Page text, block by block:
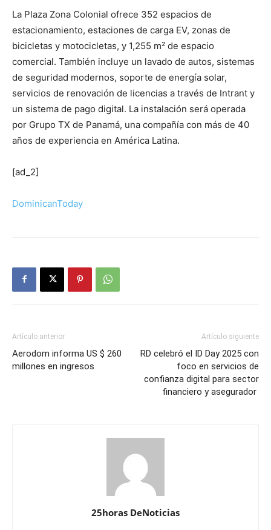
La Plaza Zona Colonial ofrece 352 espacios de
estacionamiento, estaciones de carga EV, zonas de
bicicletas y motocicletas, y 1,255 m² de espacio
comercial. También incluye un lavado de autos, sistemas
de seguridad modernos, soporte de energía solar,
servicios de renovación de licencias a través de Intrant y
un sistema de pago digital. La instalación será operada
por Grupo TX de Panamá, una compañía con más de 40
años de experiencia en América Latina.
[ad_2]
DominicanToday
Artículo anterior
Aerodom informa US $ 260
millones en ingresos
Artículo siguiente
RD celebró el ID Day 2025 con
foco en servicios de
confianza digital para sector
financiero y asegurador
25horas DeNoticias